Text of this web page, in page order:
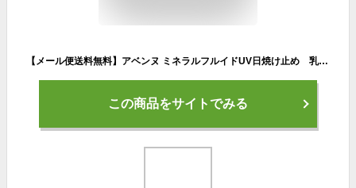
【メール便送料無料】アベンヌ ミネラルフルイドUV日焼け止め 乳液タイプ(敏感肌用)SPF50+・PA++++アベンヌ温泉水配合
この商品をサイトでみる